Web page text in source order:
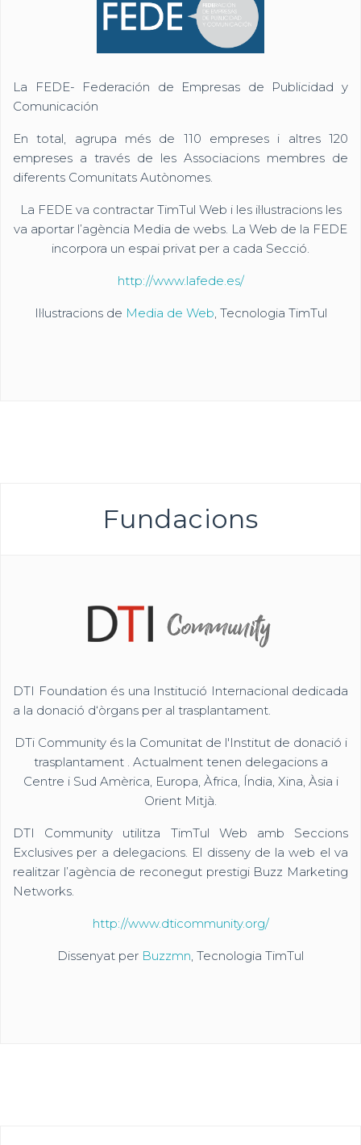
La FEDE- Federación de Empresas de Publicidad y
Comunicación
En total, agrupa més de 110 empreses i altres 120
empreses a través de les Associacions membres de
diferents Comunitats Autònomes.
La FEDE va contractar TimTul Web i les il·lustracions les
va aportar l’agència Media de webs. La Web de la FEDE
incorpora un espai privat per a cada Secció.
http://www.lafede.es/
Il·lustracions de Media de Web, Tecnologia TimTul
Fundacions
DTI Foundation és una Institució Internacional dedicada
a la donació d‘òrgans per al trasplantament.
DTi Community és la Comunitat de l'Institut de donació i
trasplantament . Actualment tenen delegacions a
Centre i Sud Amèrica, Europa, Àfrica, Índia, Xina, Àsia i
Orient Mitjà.
DTI Community utilitza TimTul Web amb Seccions
Exclusives per a delegacions. El disseny de la web el va
realitzar l’agència de reconegut prestigi Buzz Marketing
Networks.
http://www.dticommunity.org/
Dissenyat per Buzzmn, Tecnologia TimTul